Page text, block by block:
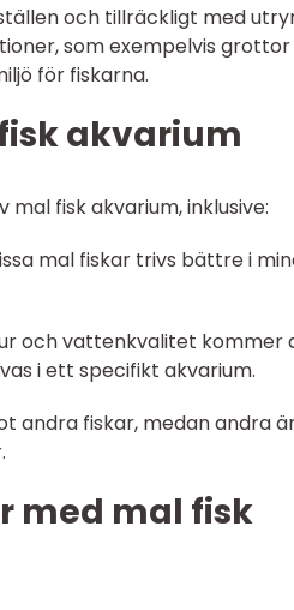
och tillräckligt med
som exempelvis
för fiskarna.
akvarium
fisk akvarium, inklusive:
mal fiskar trivs bättre i
och vattenkvalitet kommer
i ett specifikt akvarium.
andra fiskar, medan andra
med mal fisk